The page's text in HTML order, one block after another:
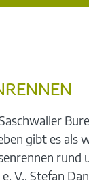
gibt es
rund
V., Stefan